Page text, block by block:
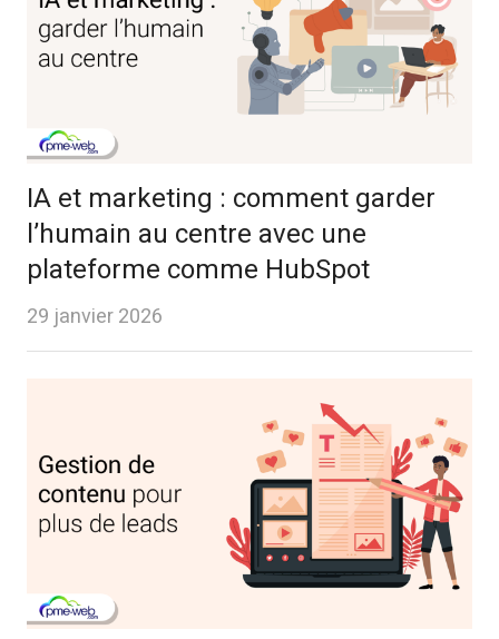
IA et marketing : comment garder
l’humain au centre avec une
plateforme comme HubSpot
29 janvier 2026